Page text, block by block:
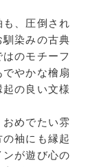
、圧倒され
馴染みの古典
のモチーフ
やかな檜扇
の良い文様
めでたい雰
袖にも縁起
が遊び心の